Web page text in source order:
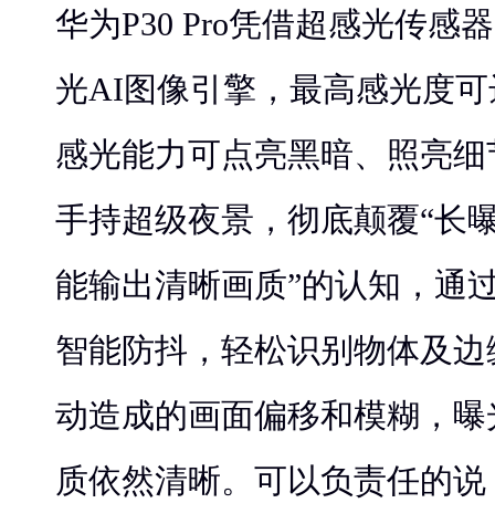
华为P30 Pro凭借超感光传感
光AI图像引擎，最高感光度可
感光能力可点亮黑暗、照亮
手持超级夜景，彻底颠覆“长
能输出清晰画质”的认知，通
智能防抖，轻松识别物体及
动造成的画面偏移和模糊，
质依然清晰。可以负责任的说